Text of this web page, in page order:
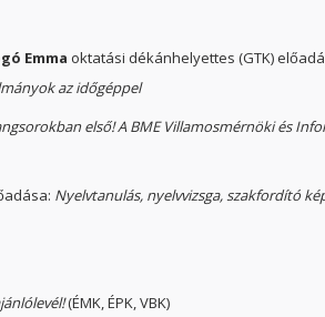
Emma oktatási dékánhelyettes (GTK)
az időgéppel
első! A BME Villamosmérnöki és
Nyelvtanulás, nyelvvizsga, szakfordító
(ÉMK, ÉPK, VBK)